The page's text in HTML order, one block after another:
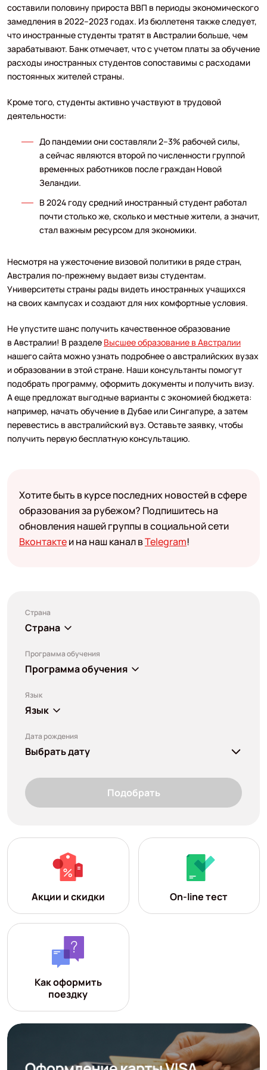
составили половину прироста ВВП в периоды экономического
замедления в 2022–2023 годах. Из бюллетеня также следует,
что иностранные студенты тратят в Австралии больше, чем
зарабатывают. Банк отмечает, что с учетом платы за обучение
расходы иностранных студентов сопоставимы с расходами
постоянных жителей страны.
Кроме того, студенты активно участвуют в трудовой
деятельности:
До пандемии они составляли 2–3% рабочей силы,
а сейчас являются второй по численности группой
временных работников после граждан Новой
Зеландии.
В 2024 году средний иностранный студент работал
почти столько же, сколько и местные жители, а значит,
стал важным ресурсом для экономики.
Несмотря на ужесточение визовой политики в ряде стран,
Австралия по-прежнему выдает визы студентам.
Университеты страны рады видеть иностранных учащихся
на своих кампусах и создают для них комфортные условия.
Не упустите шанс получить качественное образование
в Австралии! В разделе Высшее образование в Австралии
нашего сайта можно узнать подробнее о австралийских вузах
и образовании в этой стране. Наши консультанты помогут
подобрать программу, оформить документы и получить визу.
А еще предложат выгодные варианты с экономией бюджета:
например, начать обучение в Дубае или Сингапуре, а затем
перевестись в австралийский вуз. Оставьте заявку, чтобы
получить первую бесплатную консультацию.
Хотите быть в курсе последних новостей в сфере
образования за рубежом? Подпишитесь на
обновления нашей группы в социальной сети
Вконтактеи на наш канал вTelegram!
Страна
Страна
Программа обучения
Программа обучения
Язык
Язык
Дата рождения
Выбрать дату
Подобрать
Акции и скидки On-line тест
Как оформить
поездку